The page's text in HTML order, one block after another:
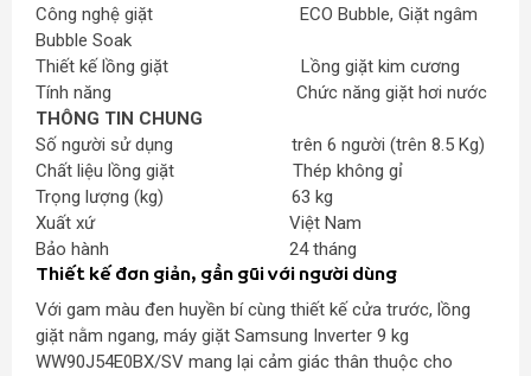
Công nghệ giặt ECO Bubble, Giặt ngâm
Bubble Soak
Thiết kế lồng giặt Lồng giặt kim cương
Tính năng Chức năng giặt hơi nước
THÔNG TIN CHUNG
Số người sử dụng trên 6 người (trên 8.5 Kg)
Chất liệu lồng giặt Thép không gỉ
Trọng lượng (kg) 63 kg
Xuất xứ Việt Nam
Bảo hành 24 tháng
Thiết kế đơn giản, gần gũi với người dùng
Với gam màu đen huyền bí cùng thiết kế cửa trước, lồng
giặt nằm ngang, máy giặt Samsung Inverter 9 kg
WW90J54E0BX/SV mang lại cảm giác thân thuộc cho